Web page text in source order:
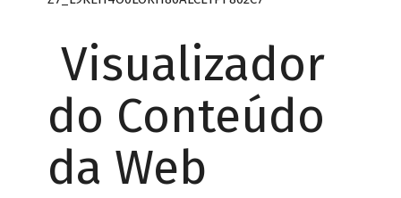
Visualizador
do Conteúdo
da Web